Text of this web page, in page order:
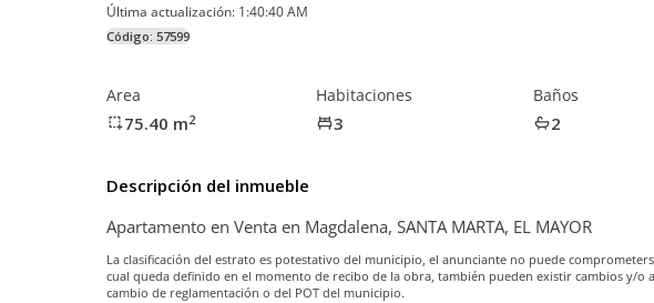
Última actualización: 1:40:40 AM
Código: 57599
Area
75.40 m2
Habitaciones
3
Baños
2
Descripción del inmueble
Apartamento en Venta en Magdalena, SANTA MARTA, EL MAYOR
La clasificación del estrato es potestativo del municipio, el anunciante no puede
cual queda definido en el momento de recibo de la obra, también pueden existir cambios y/o
cambio de reglamentación o del POT del municipio.